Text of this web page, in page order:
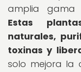
amplia gama
Estas
naturales,
toxinas y
solo mejora la